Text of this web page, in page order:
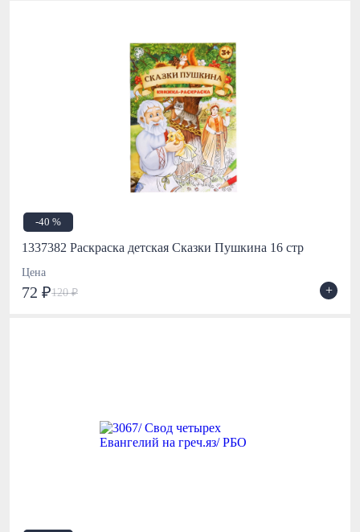
-40 %
1337382 Раскраска детская Сказки Пушкина 16 стр
Цена
72 ₽120 ₽ +